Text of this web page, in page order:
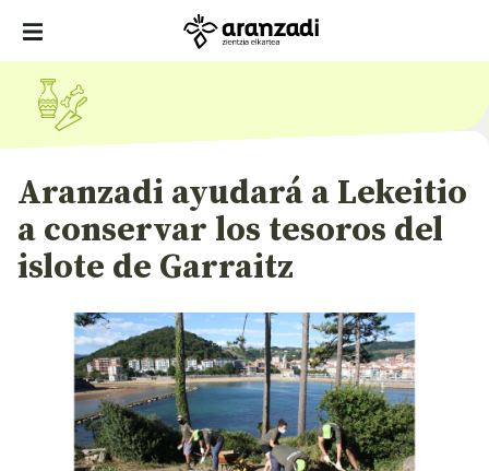
Aranzadi ayudará a Lekeitio
a conservar los tesoros del
islote de Garraitz